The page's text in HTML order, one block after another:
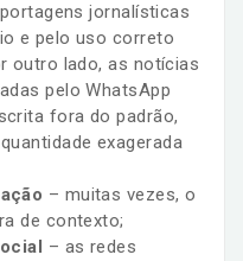
jornalísticas
e pelo uso correto
outro lado, as notícias
pelo WhatsApp
fora do padrão,
exagerada
– muitas vezes, o
de contexto;
– as redes